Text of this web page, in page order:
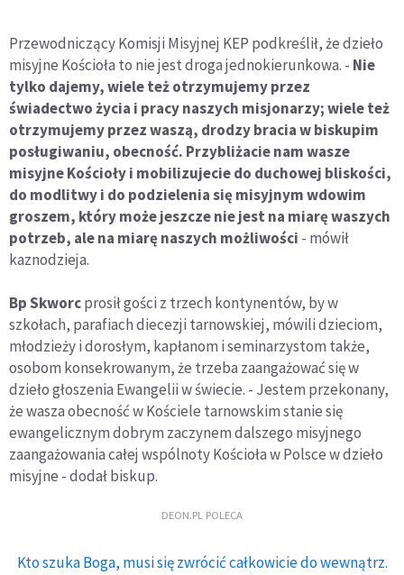
Przewodniczący Komisji Misyjnej KEP podkreślił, że dzieło
misyjne Kościoła to nie jest droga jednokierunkowa. - Nie
tylko dajemy, wiele też otrzymujemy przez
świadectwo życia i pracy naszych misjonarzy; wiele też
otrzymujemy przez waszą, drodzy bracia w biskupim
posługiwaniu, obecność. Przybliżacie nam wasze
misyjne Kościoły i mobilizujecie do duchowej bliskości,
do modlitwy i do podzielenia się misyjnym wdowim
groszem, który może jeszcze nie jest na miarę waszych
potrzeb, ale na miarę naszych możliwości - mówił
kaznodzieja.
Bp Skworcprosił gości z trzech kontynentów, by w
szkołach, parafiach diecezji tarnowskiej, mówili dzieciom,
młodzieży i dorosłym, kapłanom i seminarzystom także,
osobom konsekrowanym, że trzeba zaangażować się w
dzieło głoszenia Ewangelii w świecie. - Jestem przekonany,
że wasza obecność w Kościele tarnowskim stanie się
ewangelicznym dobrym zaczynem dalszego misyjnego
zaangażowania całej wspólnoty Kościoła w Polsce w dzieło
misyjne - dodał biskup.
DEON.PL POLECA
Kto szuka Boga, musi się zwrócić całkowicie do wewnątrz.